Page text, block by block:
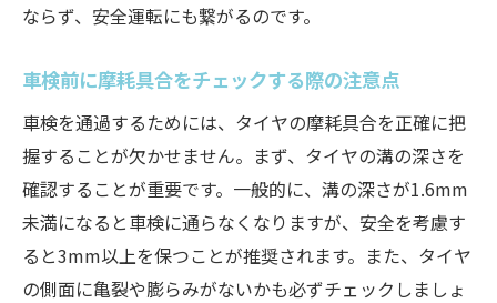
ならず、安全運転にも繋がるのです。
車検前に摩耗具合をチェックする際の注意点
車検を通過するためには、タイヤの摩耗具合を正確に把
握することが欠かせません。まず、タイヤの溝の深さを
確認することが重要です。一般的に、溝の深さが1.6mm
未満になると車検に通らなくなりますが、安全を考慮す
ると3mm以上を保つことが推奨されます。また、タイヤ
の側面に亀裂や膨らみがないかも必ずチェックしましょ